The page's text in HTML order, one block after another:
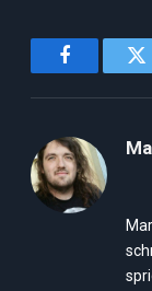
Facebook